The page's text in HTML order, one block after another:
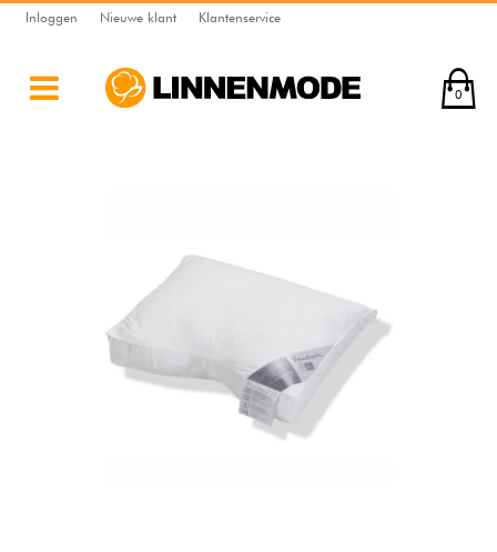
Inloggen Nieuwe klant Klantenservice
0